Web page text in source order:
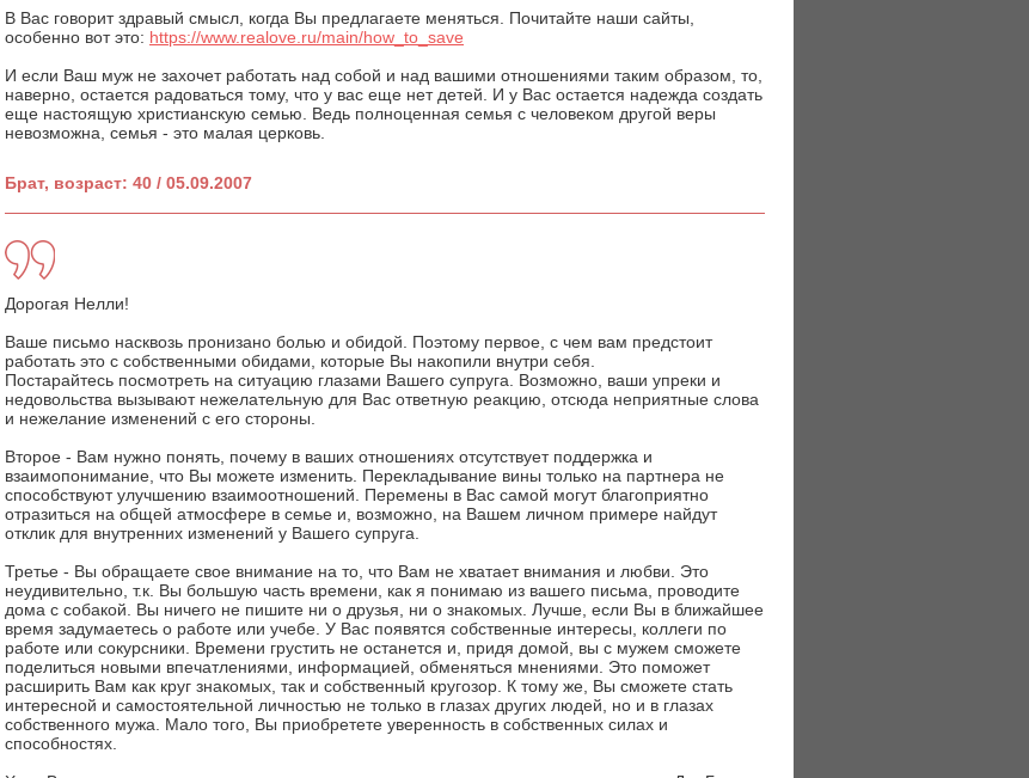
В Вас говорит здравый смысл, когда Вы предлагаете меняться. Почитайте наши сайты,
особенно вот это: https://www.realove.ru/main/how_to_save
И если Ваш муж не захочет работать над собой и над вашими отношениями таким образом, то,
наверно, остается радоваться тому, что у вас еще нет детей. И у Вас остается надежда создать
еще настоящую христианскую семью. Ведь полноценная семья с человеком другой веры
невозможна, семья - это малая церковь.
Брат, возраст: 40 / 05.09.2007
Дорогая Нелли!
Ваше письмо насквозь пронизано болью и обидой. Поэтому первое, с чем вам предстоит
работать это с собственными обидами, которые Вы накопили внутри себя.
Постарайтесь посмотреть на ситуацию глазами Вашего супруга. Возможно, ваши упреки и
недовольства вызывают нежелательную для Вас ответную реакцию, отсюда неприятные слова
и нежелание изменений с его стороны.
Второе - Вам нужно понять, почему в ваших отношениях отсутствует поддержка и
взаимопонимание, что Вы можете изменить. Перекладывание вины только на партнера не
способствуют улучшению взаимоотношений. Перемены в Вас самой могут благоприятно
отразиться на общей атмосфере в семье и, возможно, на Вашем личном примере найдут
отклик для внутренних изменений у Вашего супруга.
Третье - Вы обращаете свое внимание на то, что Вам не хватает внимания и любви. Это
неудивительно, т.к. Вы большую часть времени, как я понимаю из вашего письма, проводите
дома с собакой. Вы ничего не пишите ни о друзья, ни о знакомых. Лучше, если Вы в ближайшее
время задумаетесь о работе или учебе. У Вас появятся собственные интересы, коллеги по
работе или сокурсники. Времени грустить не останется и, придя домой, вы с мужем сможете
поделиться новыми впечатлениями, информацией, обменяться мнениями. Это поможет
расширить Вам как круг знакомых, так и собственный кругозор. К тому же, Вы сможете стать
интересной и самостоятельной личностью не только в глазах других людей, но и в глазах
собственного мужа. Мало того, Вы приобретете уверенность в собственных силах и
способностях.